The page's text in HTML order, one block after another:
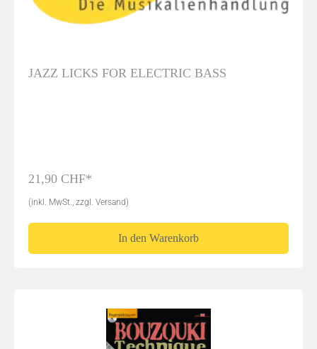
JAZZ LICKS FOR ELECTRIC BASS
21,90 CHF*
(inkl. MwSt., zzgl. Versand)
In den Warenkorb